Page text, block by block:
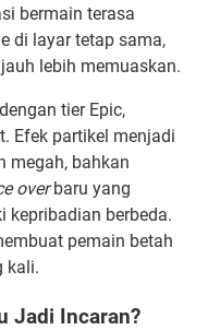
bermain terasa
di layar tetap sama,
lebih memuaskan.
tier Epic,
Efek partikel menjadi
megah, bahkan
overbaru yang
kepribadian berbeda.
pemain betah
kali.
Jadi Incaran?